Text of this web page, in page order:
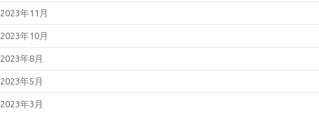
2023年11月
2023年10月
2023年8月
2023年5月
2023年3月